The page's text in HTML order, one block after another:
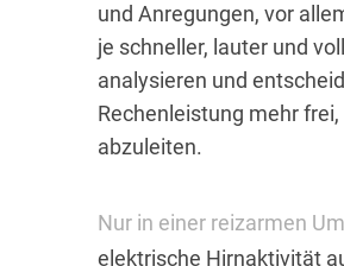
und Anregungen, vor
je schneller, lauter und
analysieren und
Rechenleistung mehr
abzuleiten.
Nur in einer reizarmen
elektrische Hirnaktivität